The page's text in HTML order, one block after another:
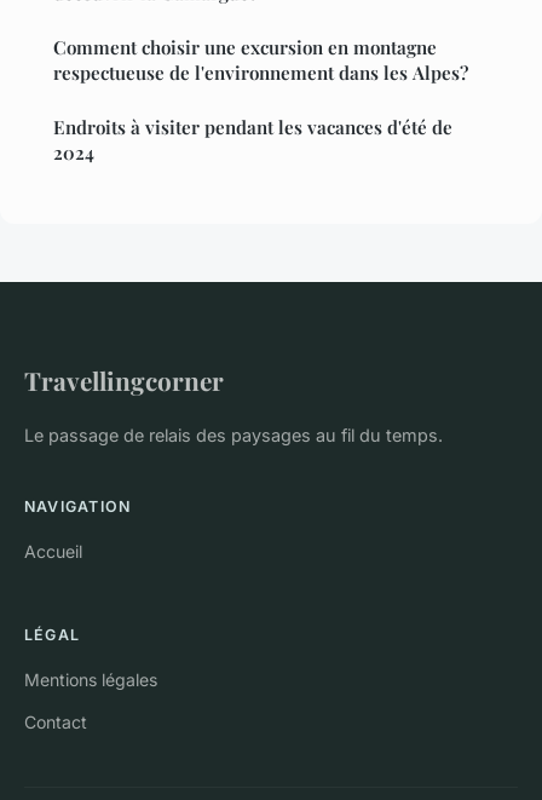
Comment choisir une excursion en montagne
respectueuse de l'environnement dans les Alpes?
Endroits à visiter pendant les vacances d'été de
2024
Travellingcorner
Le passage de relais des paysages au fil du temps.
NAVIGATION
Accueil
LÉGAL
Mentions légales
Contact